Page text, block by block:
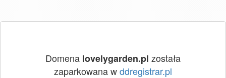
Domena lovelygarden.pl została
zaparkowana wddregistrar.pl